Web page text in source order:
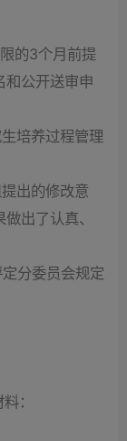
的3个月前提
和公开送审申
培养过程管理
出的修改意
出了认真、
分委员会规定
：